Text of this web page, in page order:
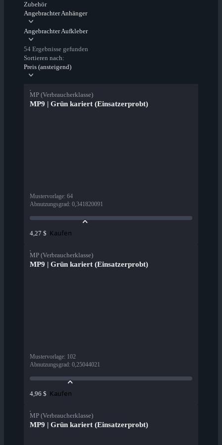
Zubehör
Angebrachter Anhänger
Angebrachter Aufkleber
54 Ergebnisse gefunden
Sortieren nach:
Preis (ansteigend)
MP (Verbraucherklasse)
MP9 | Grün kariert (Einsatzerprobt)
Mustervorlage: 64
Abnutzungsgrad: 0,341820091
4,27 $ Kaufen
MP (Verbraucherklasse)
MP9 | Grün kariert (Einsatzerprobt)
Mustervorlage: 102
Abnutzungsgrad: 0,25044021
4,96 $ Kaufen
MP (Verbraucherklasse)
MP9 | Grün kariert (Einsatzerprobt)